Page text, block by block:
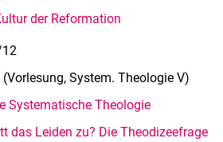
der Reformation
(Vorlesung, System. Theologie V)
Systematische Theologie
das Leiden zu? Die Theodizeefrage